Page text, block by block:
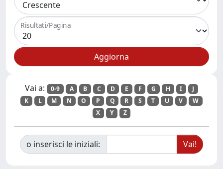
Risultati/Pagina
Vai a: 0-9 A B C D E F G H I
J
K
L M N O P Q R S T U V
W
X
Y Z
o inserisci le iniziali: